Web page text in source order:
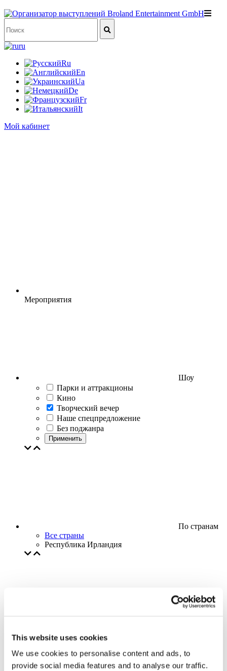
This website uses cookies
We use cookies to personalise content and ads, to
provide social media features and to analyse our traffic.
ru
Ru
En
Ua
De
Fr
It
Мой кабинет
Мероприятия
Шоу
Парки и аттракционы
Кино
Творческий вечер
Наше спецпредложение
Без поджанра
Применить
По странам
Все страны
Республика Ирландия